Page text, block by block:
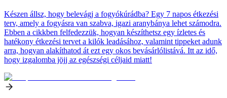
Készen állsz, hogy belevágj a fogyókúrádba? Egy 7 napos étkezési
terv, amely a fogyásra van szabva, igazi aranybánya lehet számodra.
Ebben a cikkben felfedezzük, hogyan készíthetsz egy ízletes és
hatékony étkezési tervet a kilók leadásához, valamint tippeket adunk
arra, hogyan alakíthatod át ezt egy okos bevásárlólistává. Itt az idő,
hogy izgalomba jöjj az egészségi céljaid miatt!